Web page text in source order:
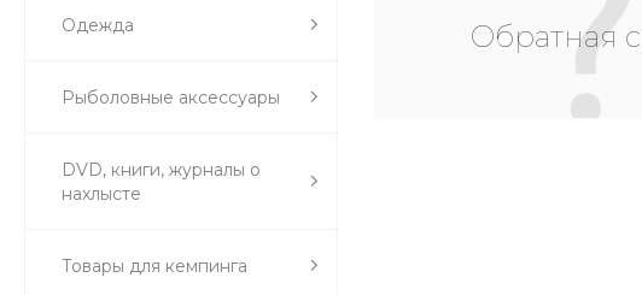
Одежда
Рыболовные аксессуары
DVD, книги, журналы о
нахлысте
Товары для кемпинга
Обратная